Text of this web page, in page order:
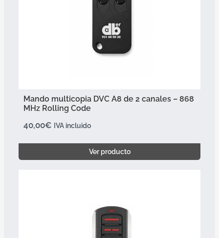
Mando multicopia DVC A8 de 2 canales – 868
MHz Rolling Code
40,00€ IVA incluido
Ver producto